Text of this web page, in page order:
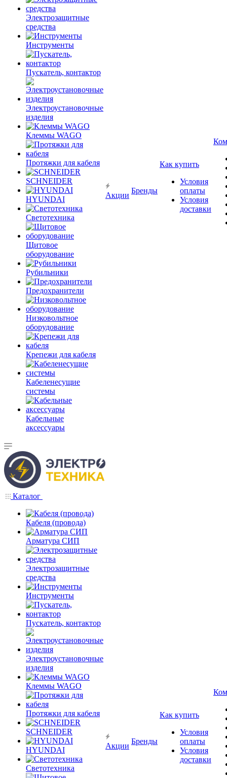
Электрозащитные
средства
Инструменты
Пускатель, контактор
Электроустановочные
изделия
Клеммы WAGO
Протяжки для кабеля
SCHNEIDER
HYUNDAI
Светотехника
Щитовое
оборудование
Рубильники
Предохранители
Низковольтное
оборудование
Крепежи для кабеля
Кабеленесущие
системы
Кабельные
аксессуары
Акции
Бренды
Как купить
Условия
оплаты
Условия
доставки
Каталог
Кабеля (провода)
Арматура СИП
Электрозащитные
средства
Инструменты
Пускатель, контактор
Электроустановочные
изделия
Клеммы WAGO
Протяжки для кабеля
SCHNEIDER
HYUNDAI
Светотехника
Акции
Бренды
Как купить
Условия
оплаты
Условия
доставки